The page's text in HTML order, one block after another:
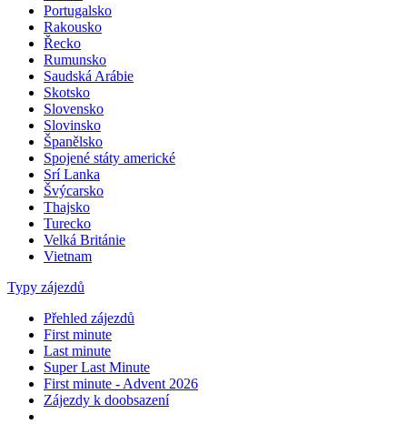
Portugalsko
Rakousko
Řecko
Rumunsko
Saudská Arábie
Skotsko
Slovensko
Slovinsko
Španělsko
Spojené státy americké
Srí Lanka
Švýcarsko
Thajsko
Turecko
Velká Británie
Vietnam
Typy zájezdů
Přehled zájezdů
First minute
Last minute
Super Last Minute
First minute - Advent 2026
Zájezdy k doobsazení